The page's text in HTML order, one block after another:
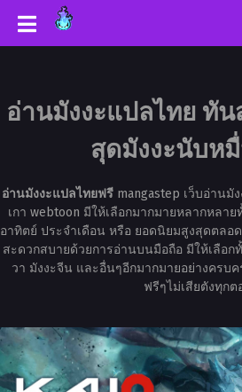
อ่านมังงะแปลไทย ทัน
สุดมังงะนับหมื่
อ่านมังงะแปลไทยฟรีmangastep เว็บอ่านมั
เกา webtoon มีให้เลือกมากมายหลากหลา
อาทิตย์ ประจำเดือน หรือ ยอดนิยมสูงสุดตลอ
สะดวกสบายด้วยการอ่านบนมือถือ มีให้เลือก
วา มังงะจีน และอื่นๆอีกมากมายอย่างครบ
ฟรีๆไม่เสียตังทุกต